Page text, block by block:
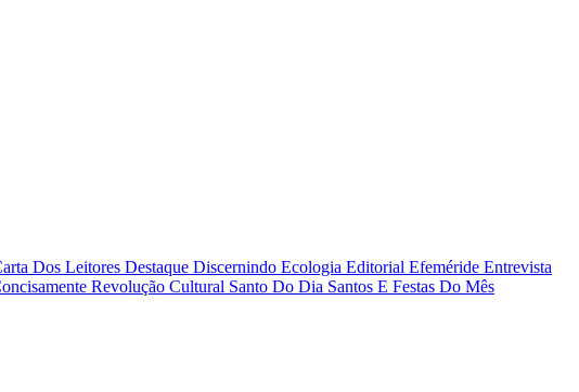
Dos Leitores Destaque Discernindo Ecologia Editorial Efeméride Entrevista
Revolução Cultural Santo Do Dia Santos E Festas Do Mês